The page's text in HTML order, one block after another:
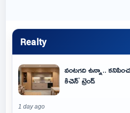
Realty
వంటగది ఉన్నా..
కిచెన్' ట్రెండ్
1 day ago